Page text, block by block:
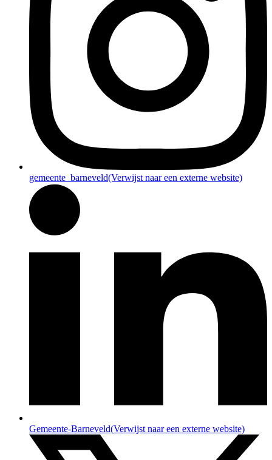
gemeente_barneveld(Verwijst naar een externe website)
Gemeente-Barneveld(Verwijst naar een externe website)